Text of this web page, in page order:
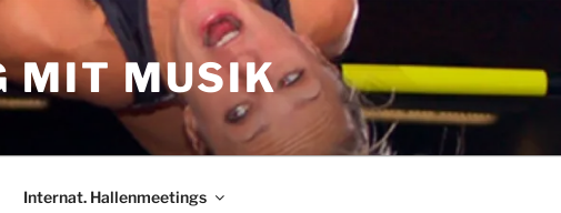
MIT MUSIK
Internat. Hallenmeetings